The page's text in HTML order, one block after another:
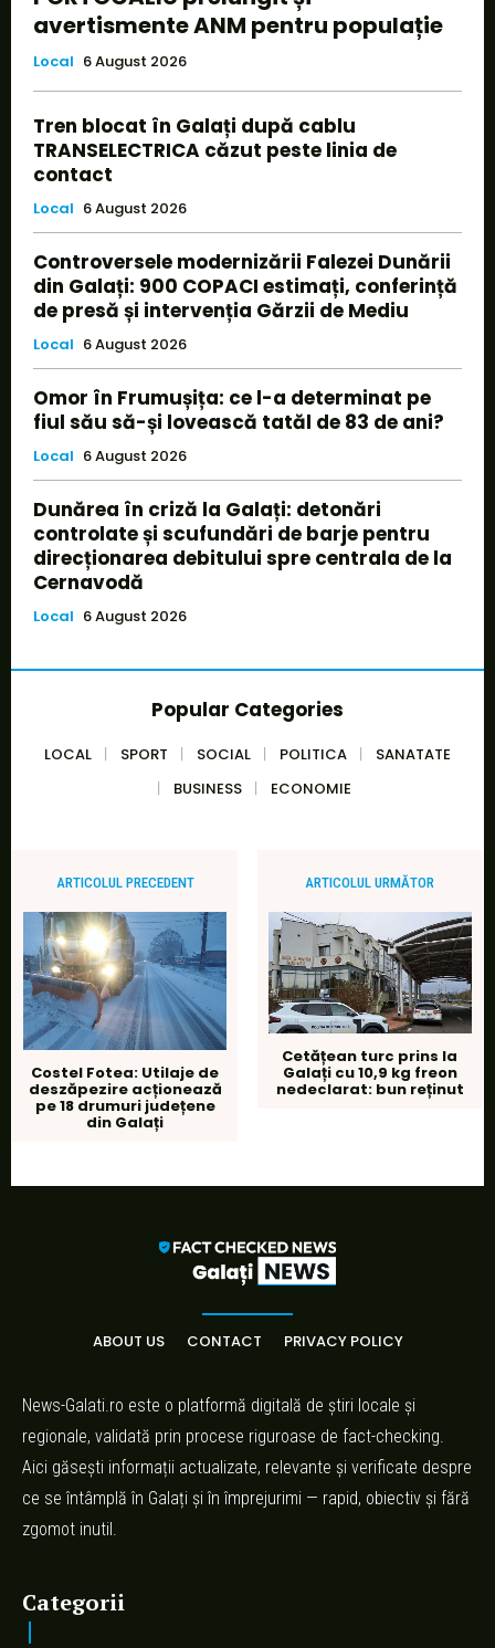
avertismente ANM pentru populație
Local 6 August 2026
Tren blocat în Galați după cablu
TRANSELECTRICA căzut peste linia de
contact
Local 6 August 2026
Controversele modernizării Falezei Dunării
din Galați: 900 COPACI estimați, conferință
de presă și intervenția Gărzii de Mediu
Local 6 August 2026
Omor în Frumușița: ce l-a determinat pe
fiul său să-și lovească tatăl de 83 de ani?
Local 6 August 2026
Dunărea în criză la Galați: detonări
controlate și scufundări de barje pentru
direcționarea debitului spre centrala de la
Cernavodă
Local 6 August 2026
Popular Categories
LOCAL SPORT SOCIAL POLITICA
SANATATE
BUSINESS
ECONOMIE
ARTICOLUL PRECEDENT
Costel Fotea: Utilaje de
deszăpezire acționează
pe 18 drumuri județene
din Galați
ARTICOLUL URMĂTOR
Cetățean turc prins la
Galați cu 10,9 kg freon
nedeclarat: bun reținut
ABOUT US CONTACT PRIVACY POLICY
News-Galati.ro este o platformă digitală de știri locale și
regionale, validată prin procese riguroase de fact-checking.
Aici găsești informații actualizate, relevante și verificate despre
ce se întâmplă în Galați și în împrejurimi — rapid, obiectiv și fără
zgomot inutil.
Categorii